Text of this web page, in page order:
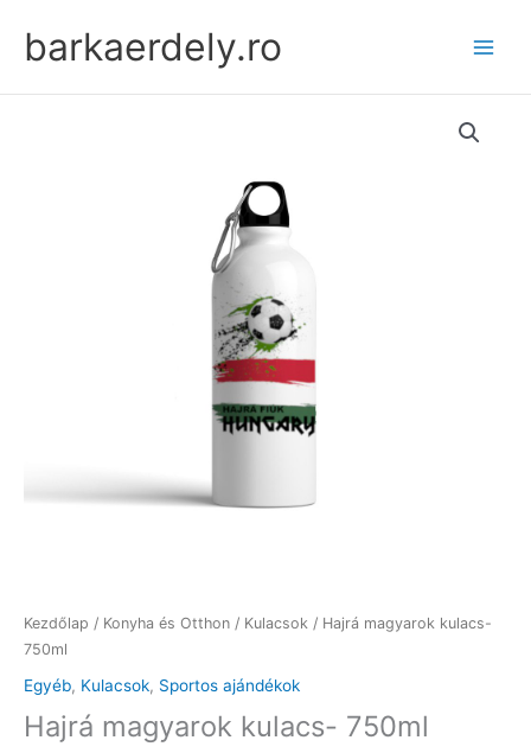
contentbarkaerdely.ro
Kezdőlap / Konyha és Otthon / Kulacsok / Hajrá magyarok kulacs-
750ml
Egyéb, Kulacsok, Sportos ajándékok
Hajrá magyarok kulacs- 750ml